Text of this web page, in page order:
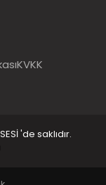
KVKK
'de saklıdır.